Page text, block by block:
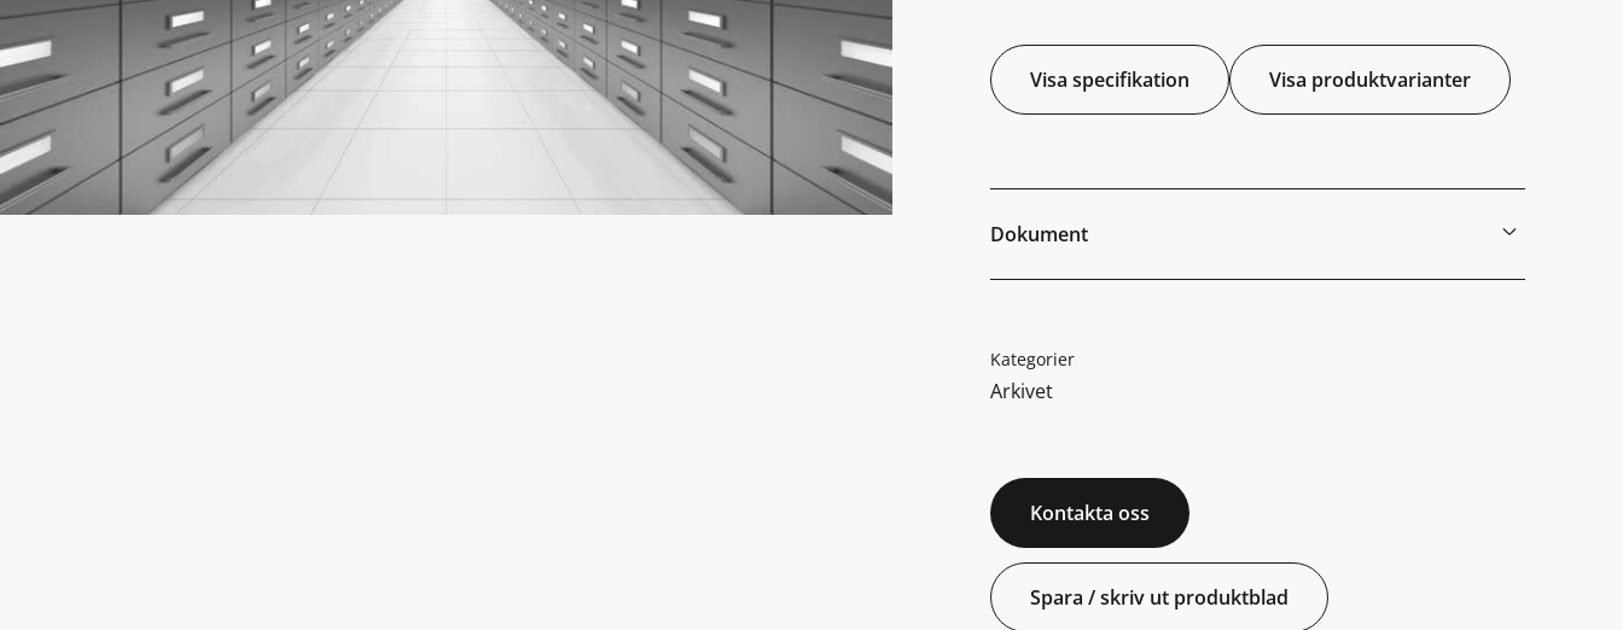
Visa specifikation Visa produktvarianter
Dokument
Kategorier
Arkivet
Kontakta oss
Spara / skriv ut produktblad